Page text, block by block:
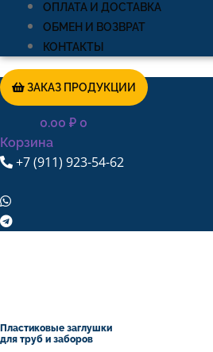
ОПЛАТА И ДОСТАВКА
ОБМЕН И ВОЗВРАТ
КОНТАКТЫ
ЗАКАЗ ПРОДУКЦИИ
0.00 ₽ 0
Корзина
+7 (911) 923-54-62
Пластиковые заглушки
для труб и заборов